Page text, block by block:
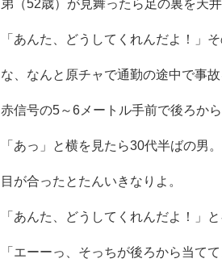
弟（52歳）が見舞ったら足の裏を天
「あんた、どうしてくれんだよ！」
な、なんと原チャで通勤の途中で事故
赤信号の5～6メートル手前で後ろか
「あっ」と横を見たら30代半ばの男。
目が合ったとたんいきなりよ。
「あんた、どうしてくれんだよ！」
「エーーっ、そっちが後ろから当て